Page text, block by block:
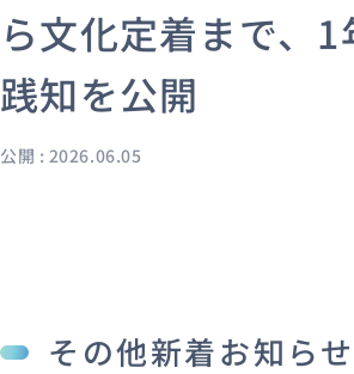
お役立ち情報（PJ Insight）
資料ダウンロード
ら文化定着まで、1
践知を公開
公開 : 2026.06.05
その他新着お知らせ